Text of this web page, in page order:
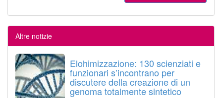
Altre notizie
Elohimizzazione: 130 scienziati e
funzionari s’incontrano per
discutere della creazione di un
genoma totalmente sintetico